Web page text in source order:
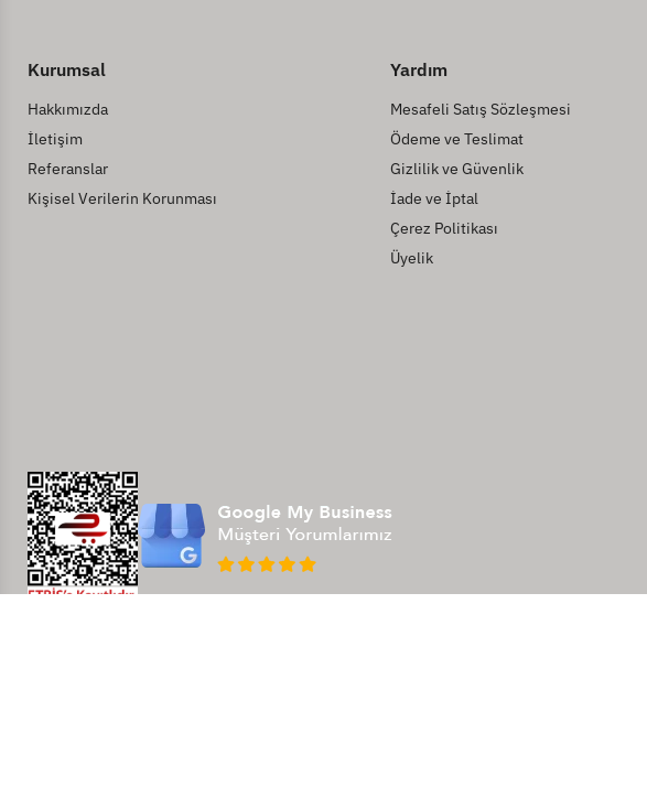
Kurumsal
Hakkımızda
İletişim
Referanslar
Kişisel Verilerin Korunması
Yardım
Mesafeli Satış Sözleşmesi
Ödeme ve Teslimat
Gizlilik ve Güvenlik
İade ve İptal
Çerez Politikası
Üyelik